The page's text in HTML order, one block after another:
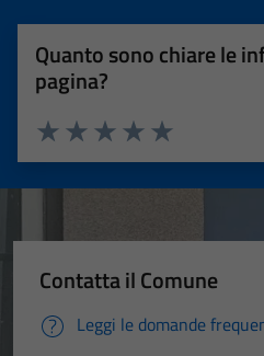
Quanto sono chiare le
pagina?
Valuta 5 stelle
Valuta 4 stelle su 5
Valuta 3 stelle su 5
Valuta 2 stelle su 5
Valuta 1 stelle su 5
Contatta il Comune
Leggi le domande